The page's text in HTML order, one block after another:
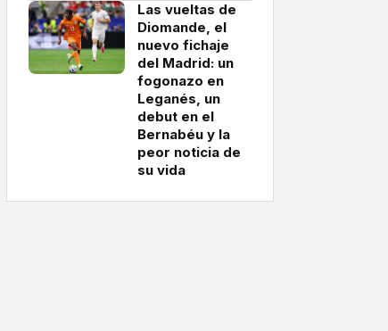
Las vueltas de
Diomande, el
nuevo fichaje
del Madrid: un
fogonazo en
Leganés, un
debut en el
Bernabéu y la
peor noticia de
su vida